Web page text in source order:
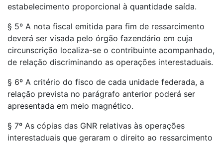
estabelecimento proporcional à quantidade saída.
§ 5º A nota fiscal emitida para fim de ressarcimento
deverá ser visada pelo órgão fazendário em cuja
circunscrição localiza-se o contribuinte acompanhado,
de relação discriminando as operações interestaduais.
§ 6º A critério do fisco de cada unidade federada, a
relação prevista no parágrafo anterior poderá ser
apresentada em meio magnético.
§ 7º As cópias das GNR relativas às operações
interestaduais que geraram o direito ao ressarcimento